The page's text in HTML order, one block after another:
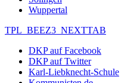
Wuppertal
TPL_BEEZ3_NEXTTAB
DKP auf Facebook
DKP auf Twitter
Karl-Liebknecht-Schule